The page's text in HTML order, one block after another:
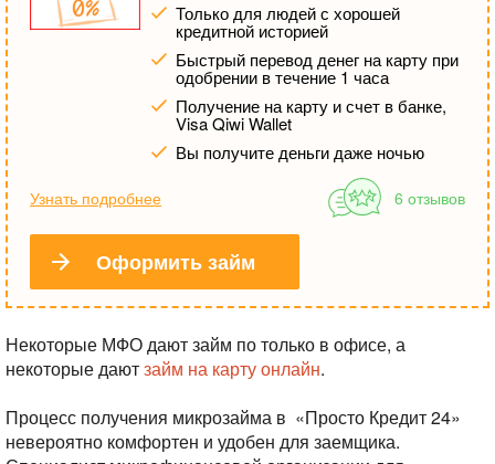
Только для людей с хорошей
кредитной историей
Быстрый перевод денег на карту при
одобрении в течение 1 часа
Получение на карту и счет в банке,
Visa Qiwi Wallet
Вы получите деньги даже ночью
Узнать подробнее 6 отзывов
Оформить займ
Некоторые МФО дают займ по только в офисе, а
некоторые даютзайм на карту онлайн.
Процесс получения микрозайма в «Просто Кредит 24»
невероятно комфортен и удобен для заемщика.